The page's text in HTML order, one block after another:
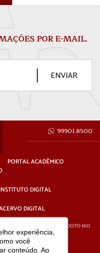
experiência,
você
conteúdo. Ao
POR E-MAIL.
ENVIAR
99901.8500
PORTAL ACADÊMICO
INSTITUTO DIGITAL
DIGITAL
- Ilha do Leite, Recife - PE, 50070-160
95